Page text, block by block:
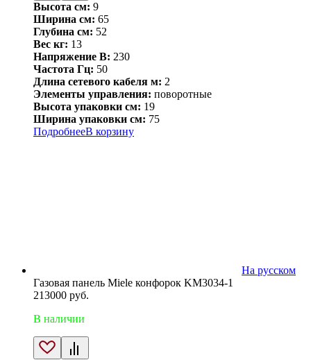
Высота см: 9
Ширина см: 65
Глубина см: 52
Вес кг: 13
Напряжение В: 230
Частота Гц: 50
Длина сетевого кабеля м: 2
Элементы управления: поворотные
Высота упаковки см: 19
Ширина упаковки см: 75
ПодробнееВ корзину
На русском
Газовая панель Miele конфорок KM3034-1
213000 руб.
В наличии